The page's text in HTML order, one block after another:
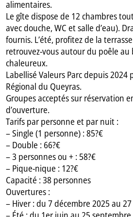
alimentaires.
Le gîte dispose de 12 chambres
avec douche, WC et salle d’eau).
fournis. L’été, profitez de la
retrouvez-vous autour du poêle
chaleureux.
Labellisé Valeurs Parc depuis 2024
Régional du Queyras.
Groupes acceptés sur réservation
d’ouverture.
Tarifs par personne et par nuit :
– Single (1 personne) : 85?€
– Double : 66?€
– 3 personnes ou + : 58?€
– Pique-nique : 12?€
Capacité : 38 personnes
Ouvertures :
– Hiver : du 7 décembre 2025 au